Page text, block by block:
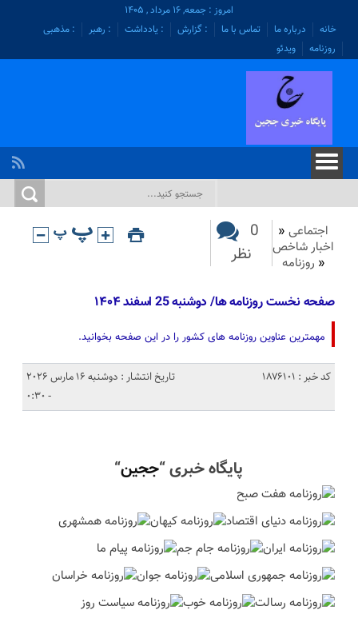
امروز : جمعه, ۱۶ مرداد , ۱۴۰۵
خانه
درباره ما تماس با ما : گزارش : یادداشت : رهبر
: مذهبی
روزنامه
ویدئو
اجتماعی «
اخبار شاخص
« روزنامه
0
نظر
صفحه نخست روزنامه ها/ دوشنبه 25 اسفند ۱۴۰۴
مهمترین عناوین روزنامه های کشور را در این صفحه بخوانید.
کد خبر : 1876101
تاریخ انتشار : دوشنبه 16 مارس 2026
- 0:30
پایگاه خبری “ججین“